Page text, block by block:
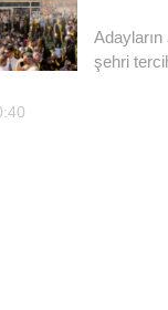
şehri